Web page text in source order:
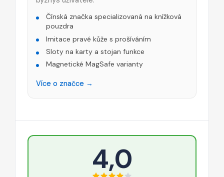
Čínská značka specializovaná na knížková
pouzdra
Imitace pravé kůže s prošíváním
Sloty na karty a stojan funkce
Magnetické MagSafe varianty
Více o značce →
4,0